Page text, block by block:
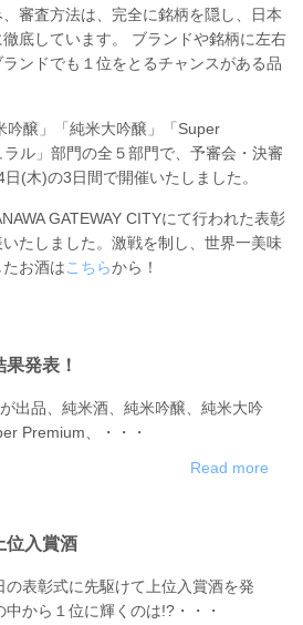
審査方法は、完全に銘柄を隠し、日本
底しています。 ブランドや銘柄に左右
ンドでも１位をとるチャンスがある品
吟醸」「純米大吟醸」「Super
ル」部門の全５部門で、予審会・決審
(木)の3日間で開催いたしました。
GATEWAY CITYにて行われた表彰
たしました。激戦を制し、世界一美味
お酒はこちらから！
発表！
出品、純米酒、純米吟醸、純米大吟
Premium、・・・
Read more
位入賞酒
の表彰式に先駆けて上位入賞酒を発
中から１位に輝くのは!?・・・